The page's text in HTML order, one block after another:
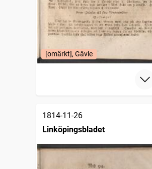
[omärkt], Gävle
1814-11-26
Linköpingsbladet